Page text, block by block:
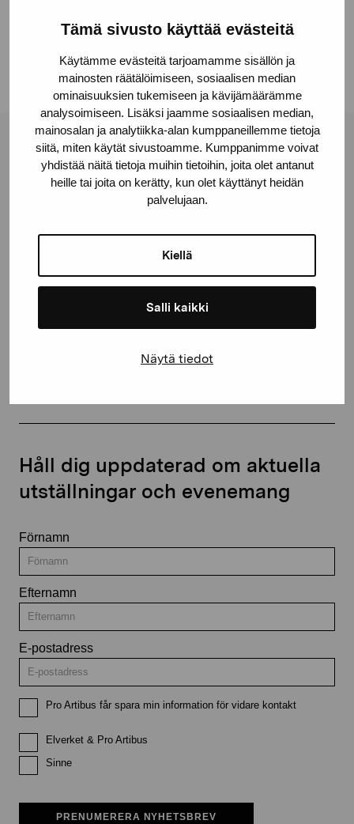
Tämä sivusto käyttää evästeitä
Käytämme evästeitä tarjoamamme sisällön ja
mainosten räätälöimiseen, sosiaalisen median
ominaisuuksien tukemiseen ja kävijämäärämme
analysoimiseen. Lisäksi jaamme sosiaalisen median,
mainosalan ja analytiikka-alan kumppaneillemme tietoja
siitä, miten käytät sivustoamme. Kumppanimme voivat
yhdistää näitä tietoja muihin tietoihin, joita olet antanut
heille tai joita on kerätty, kun olet käyttänyt heidän
palvelujaan.
Kiellä
Salli kaikki
Näytä tiedot
Facebook
Stiftelsen Pro Artibus
Håll dig uppdaterad om aktuella
utställningar och evenemang
Förnamn
Efternamn
E-postadress
Pro Artibus får spara min information för vidare kontakt
Elverket & Pro Artibus
Sinne
PRENUMERERA NYHETSBREV